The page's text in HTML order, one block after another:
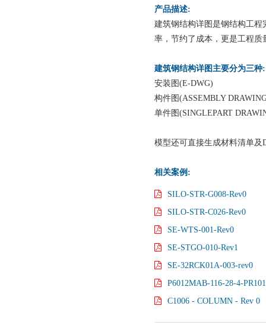
产品描述:
建筑钢结构详图是钢结构工
率，节约了成本，更是工程
建筑钢结构详图主要分为三种:
安装图(E-DWG)
构件图(ASSEMBLY
单件图(SINGLEPART
模型还可直接生成材料清单
相关案例:
SILO-STR-G008-Rev0
SILO-STR-C026-Rev0
SE-WTS-001-Rev0
SE-STGO-010-Rev1
SE-32RCK01A-003-rev0
P6012MAB-116-28-4-
C1006 - COLUMN - Rev 0